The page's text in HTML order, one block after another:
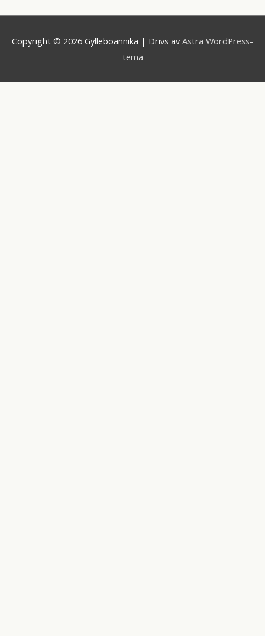
Copyright © 2026 Gylleboannika | Drivs av Astra WordPress-
tema